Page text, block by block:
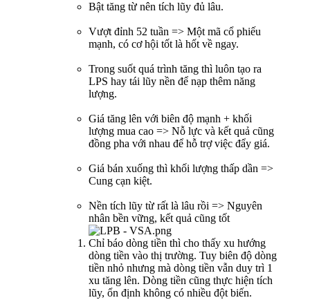
Bật tăng từ nên tích lũy đủ lâu.
Vượt đỉnh 52 tuần => Một mã cổ phiếu
mạnh, có cơ hội tốt là hốt về ngay.
Trong suốt quá trình tăng thì luôn tạo ra
LPS hay tái lũy nền để nạp thêm năng
lượng.
Giá tăng lên với biên độ mạnh + khối
lượng mua cao => Nỗ lực và kết quả cũng
đồng pha với nhau để hỗ trợ việc đẩy giá.
Giá bán xuống thì khối lượng thấp dần =>
Cung cạn kiệt.
Nền tích lũy từ rất là lâu rồi => Nguyên
nhân bền vững, kết quả cũng tốt
Chỉ báo dòng tiền thì cho thấy xu hướng
dòng tiền vào thị trường. Tuy biên độ dòng
tiền nhỏ nhưng mà dòng tiền vẫn duy trì 1
xu tăng lên. Dòng tiền cũng thực hiện tích
lũy, ổn định không có nhiều đột biến.